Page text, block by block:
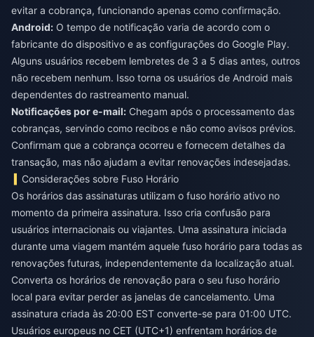
evitar a cobrança, funcionando apenas como confirmação.
Android: O tempo de notificação varia de acordo com o
fabricante do dispositivo e as configurações do Google Play.
Alguns usuários recebem lembretes de 3 a 5 dias antes, outros
não recebem nenhum. Isso torna os usuários de Android mais
dependentes do rastreamento manual.
Notificações por e-mail: Chegam após o processamento das
cobranças, servindo como recibos e não como avisos prévios.
Confirmam que a cobrança ocorreu e fornecem detalhes da
transação, mas não ajudam a evitar renovações indesejadas.
Considerações sobre Fuso Horário
Os horários das assinaturas utilizam o fuso horário ativo no
momento da primeira assinatura. Isso cria confusão para
usuários internacionais ou viajantes. Uma assinatura iniciada
durante uma viagem mantém aquele fuso horário para todas as
renovações futuras, independentemente da localização atual.
Converta os horários de renovação para o seu fuso horário
local para evitar perder as janelas de cancelamento. Uma
assinatura criada às 20:00 EST converte-se para 01:00 UTC.
Usuários europeus no CET (UTC+1) enfrentam horários de